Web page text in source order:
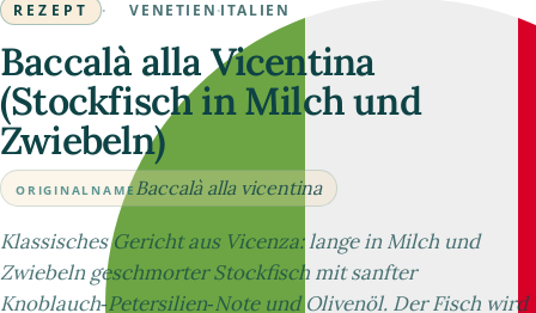
REZEPT · VENETIEN ·ITALIEN
Baccalà alla Vicentina
(Stockfisch in Milch und
Zwiebeln)
ORIGINALNAME Baccalà alla vicentina
Klassisches Gericht aus Vicenza: lange in Milch und
Zwiebeln geschmorter Stockfisch mit sanfter
Knoblauch‑Petersilien‑Note und Olivenöl. Der Fisch wird